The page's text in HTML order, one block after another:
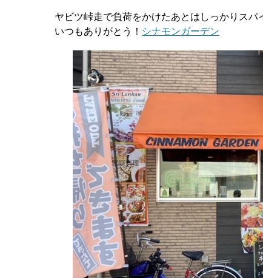
ヤビツ峠走で負荷をかけたあとはしっかりスパ
いつもありがとう！ シナモンガーデン